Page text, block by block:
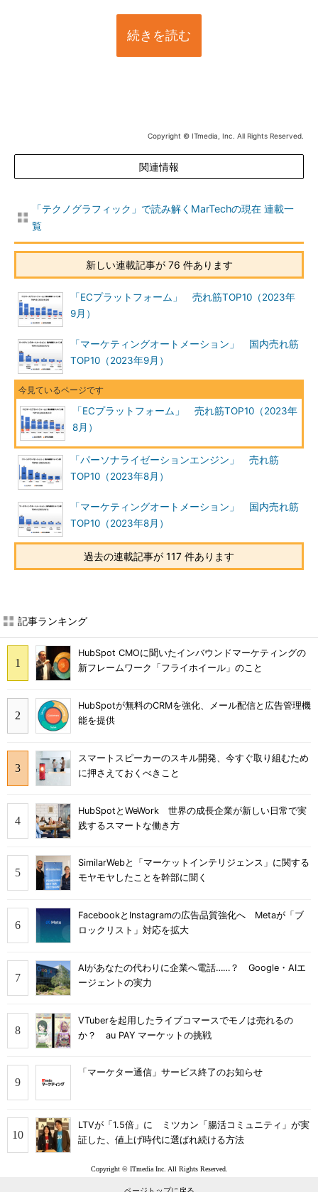
続きを読む
Copyright © ITmedia, Inc. All Rights Reserved.
関連情報
「テクノグラフィック」で読み解くMarTechの現在 連載一
覧
新しい連載記事が 76 件あります
「ECプラットフォーム」 売れ筋TOP10（2023年
9月）
「マーケティングオートメーション」 国内売れ筋
TOP10（2023年9月）
「ECプラットフォーム」 売れ筋TOP10（2023年
8月）
「パーソナライゼーションエンジン」 売れ筋
TOP10（2023年8月）
「マーケティングオートメーション」 国内売れ筋
TOP10（2023年8月）
過去の連載記事が 117 件あります
記事ランキング
HubSpot CMOに聞いたインバウンドマーケティングの
新フレームワーク「フライホイール」のこと
HubSpotが無料のCRMを強化、メール配信と広告管理機
能を提供
スマートスピーカーのスキル開発、今すぐ取り組むため
に押さえておくべきこと
HubSpotとWeWork 世界の成長企業が新しい日常で実
践するスマートな働き方
SimilarWebと「マーケットインテリジェンス」に関する
モヤモヤしたことを幹部に聞く
FacebookとInstagramの広告品質強化へ Metaが「ブ
ロックリスト」対応を拡大
AIがあなたの代わりに企業へ電話……？ Google・AIエ
ージェントの実力
VTuberを起用したライブコマースでモノは売れるの
か？ au PAY マーケットの挑戦
「マーケター通信」サービス終了のお知らせ
LTVが「1.5倍」に ミツカン「腸活コミュニティ」が実
証した、値上げ時代に選ばれ続ける方法
Copyright © ITmedia Inc. All Rights Reserved.